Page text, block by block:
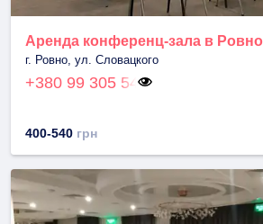
Аренда конференц-зала в Ровно
г. Ровно, ул. Словацкого
+380 99 305 54
400-540 грн